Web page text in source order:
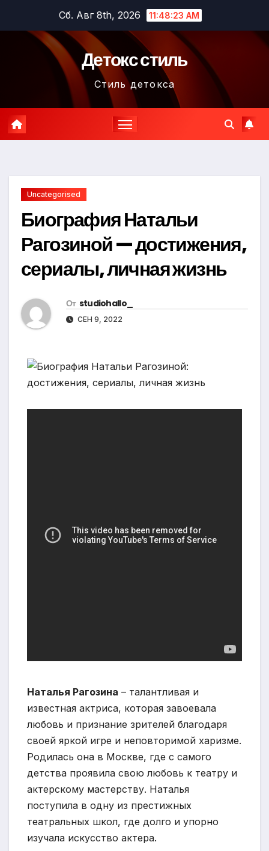
содержимому
Сб. Авг 8th, 2026 11:48:24 AM
Детокс стиль
Стиль детокса
Uncategorised
Биография Натальи
Рагозиной — достижения,
сериалы, личная жизнь
От studiohallo_
СЕН 9, 2022
Наталья Рагозина – талантливая и
известная актриса, которая завоевала
любовь и признание зрителей благодаря
своей яркой игре и неповторимой харизме.
Родилась она в Москве, где с самого
детства проявила свою любовь к театру и
актерскому мастерству. Наталья
поступила в одну из престижных
театральных школ, где долго и упорно
изучала искусство актера.